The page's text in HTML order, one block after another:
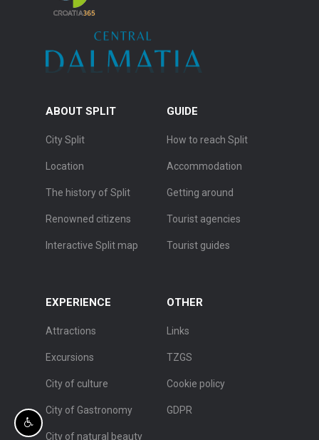
ABOUT SPLIT
City Split
Location
The history of Split
Renowned citizens
Interactive Split map
GUIDE
How to reach Split
Accommodation
Getting around
Tourist agencies
Tourist guides
EXPERIENCE
Attractions
Excursions
City of culture
City of Gastronomy
City of natural beauty
OTHER
Links
TZGS
Cookie policy
GDPR